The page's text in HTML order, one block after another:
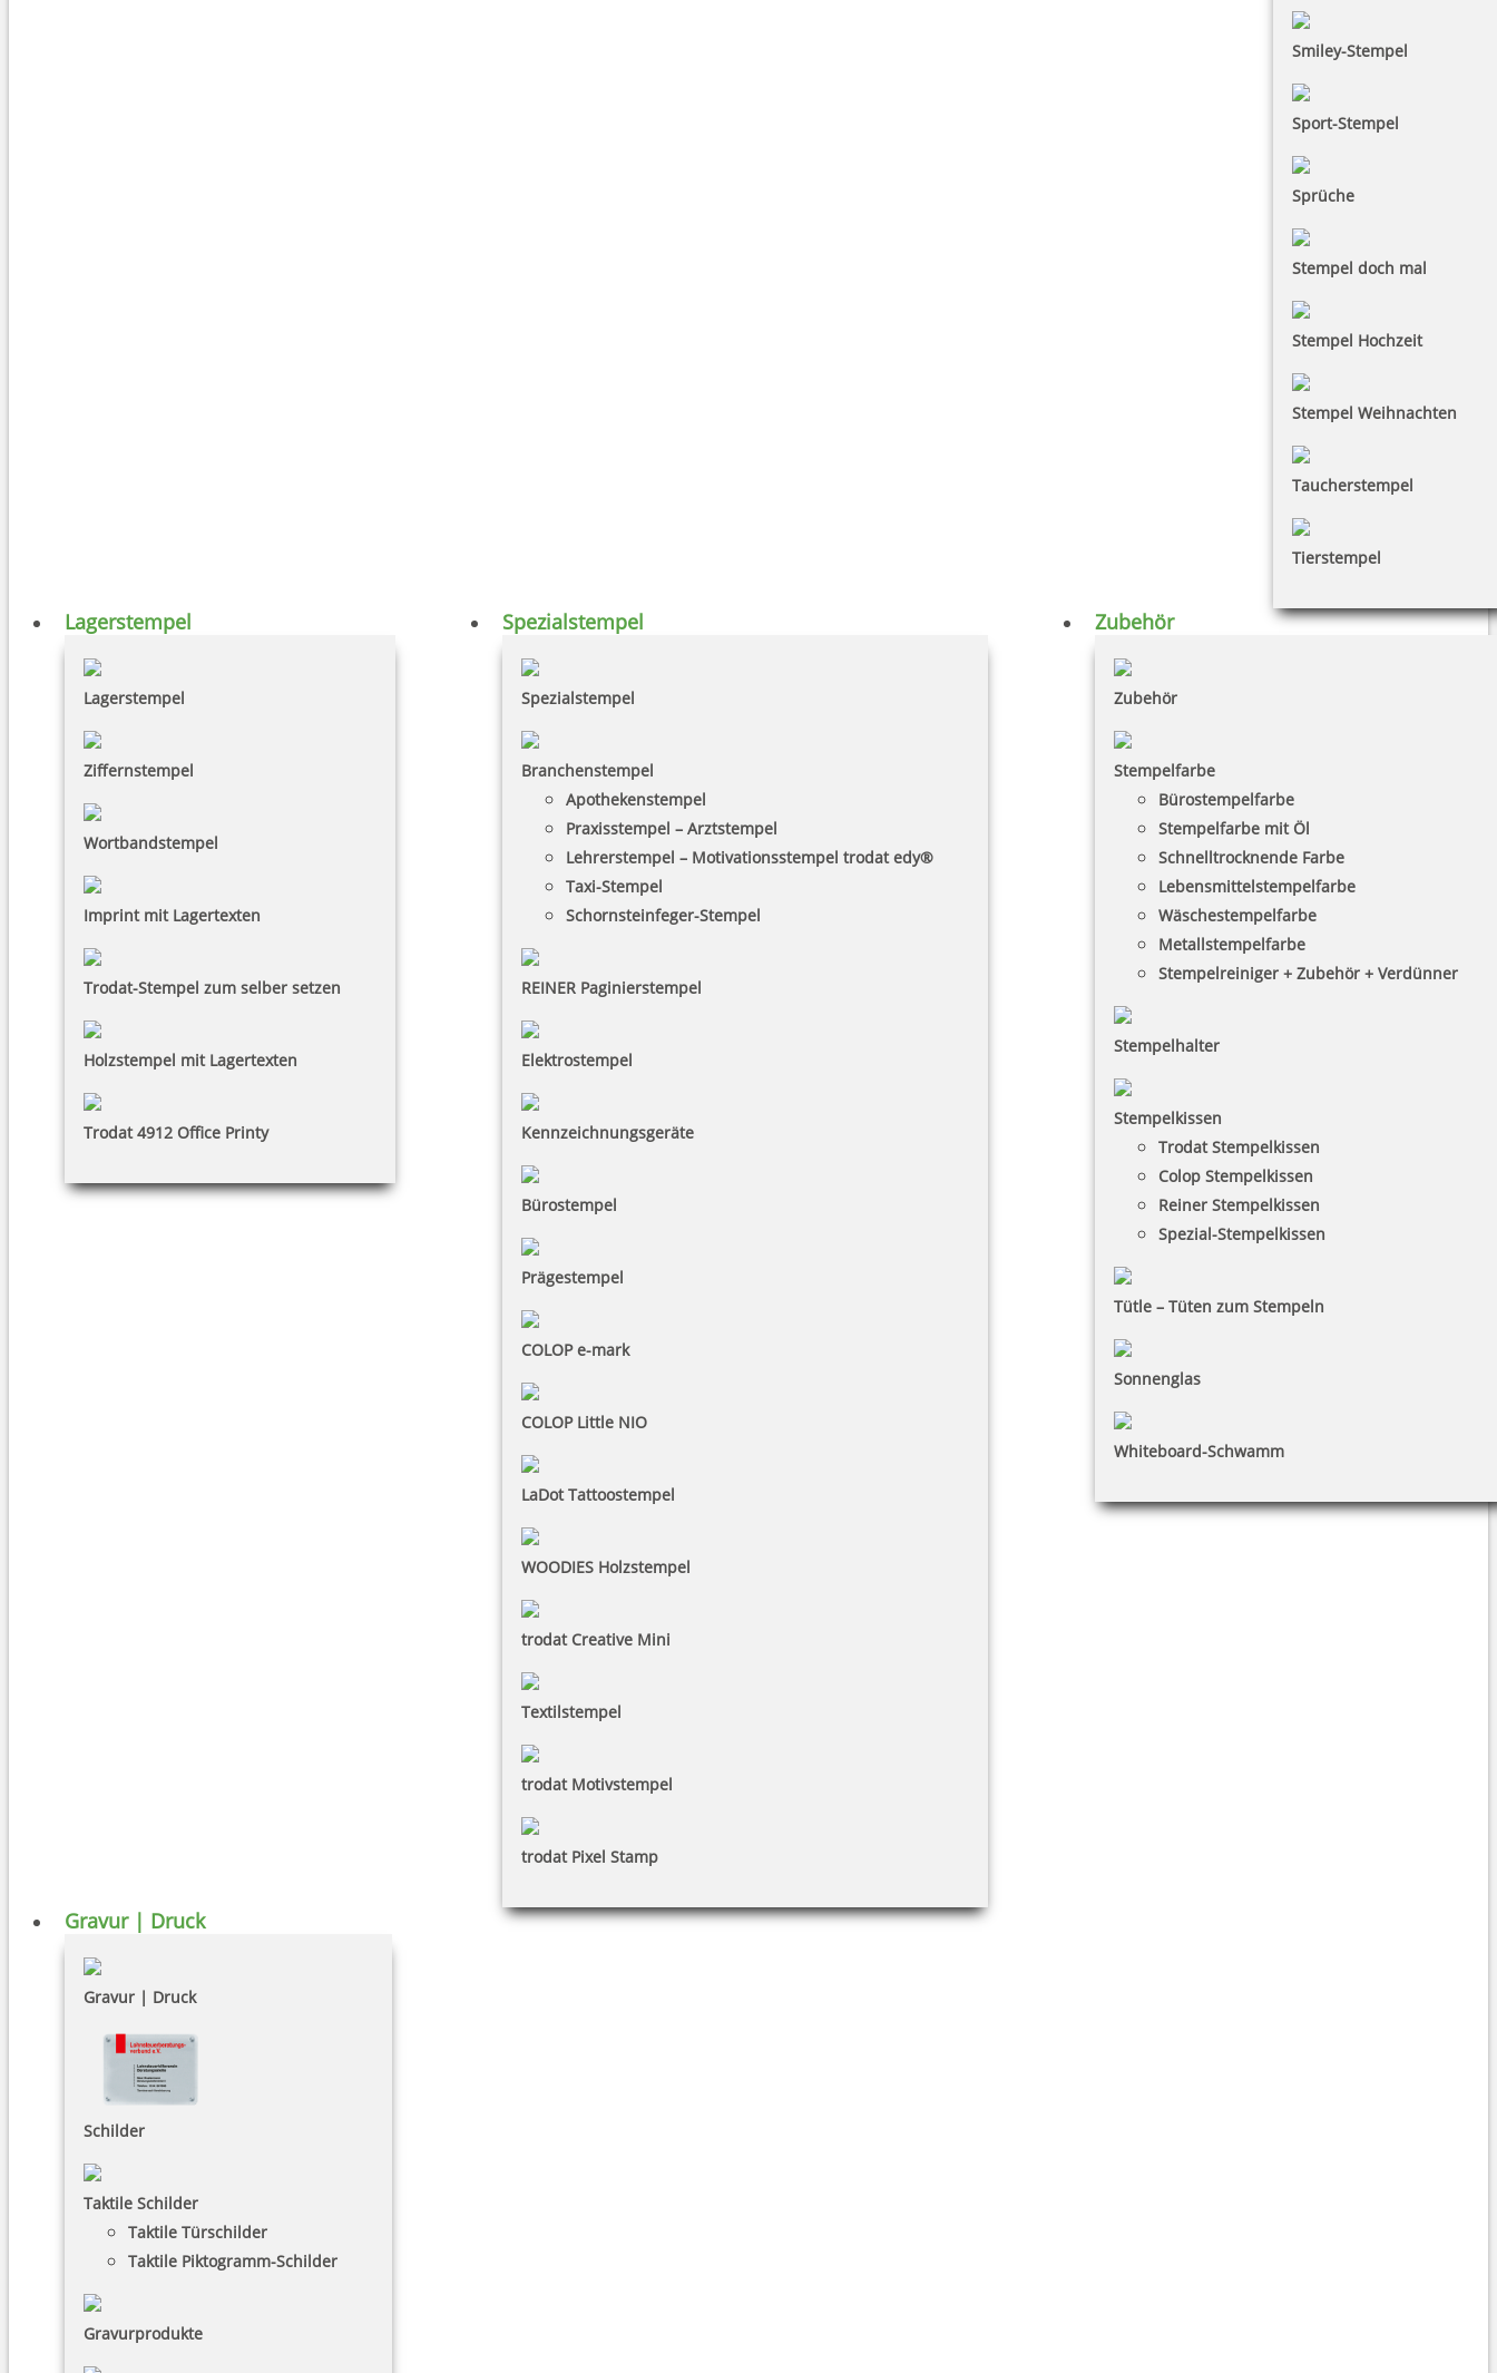
Smiley-Stempel
Sport-Stempel
Sprüche
Stempel doch mal
Stempel Hochzeit
Stempel Weihnachten
Taucherstempel
Tierstempel
Lagerstempel
Lagerstempel
Ziffernstempel
Wortbandstempel
Imprint mit Lagertexten
Trodat-Stempel zum selber setzen
Holzstempel mit Lagertexten
Trodat 4912 Office Printy
Spezialstempel
Spezialstempel
Branchenstempel
Apothekenstempel
Praxisstempel – Arztstempel
Lehrerstempel – Motivationsstempel trodat edy®
Taxi-Stempel
Schornsteinfeger-Stempel
REINER Paginierstempel
Elektrostempel
Kennzeichnungsgeräte
Bürostempel
Prägestempel
COLOP e-mark
COLOP Little NIO
LaDot Tattoostempel
WOODIES Holzstempel
trodat Creative Mini
Textilstempel
trodat Motivstempel
trodat Pixel Stamp
Zubehör
Zubehör
Stempelfarbe
Bürostempelfarbe
Stempelfarbe mit Öl
Schnelltrocknende Farbe
Lebensmittelstempelfarbe
Wäschestempelfarbe
Metallstempelfarbe
Stempelreiniger + Zubehör + Verdünner
Stempelhalter
Stempelkissen
Trodat Stempelkissen
Colop Stempelkissen
Reiner Stempelkissen
Spezial-Stempelkissen
Tütle – Tüten zum Stempeln
Sonnenglas
Whiteboard-Schwamm
Gravur | Druck
Gravur | Druck
Schilder
Taktile Schilder
Taktile Türschilder
Taktile Piktogramm-Schilder
Gravurprodukte